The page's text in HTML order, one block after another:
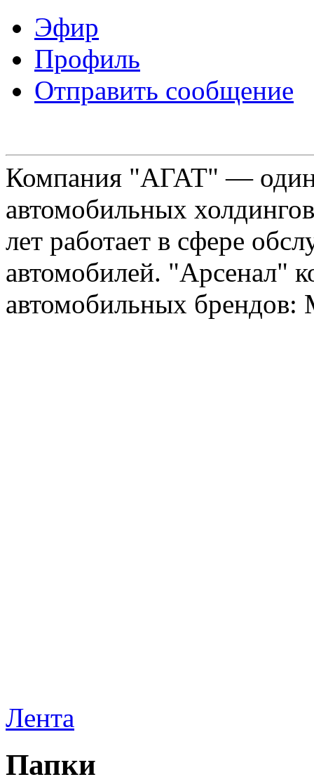
Эфир
Профиль
Отправить сообщение
Компания "АГАТ" —
автомобильных
лет работает в сфере
автомобилей. "Арсенал"
автомобильных
Лента
Папки